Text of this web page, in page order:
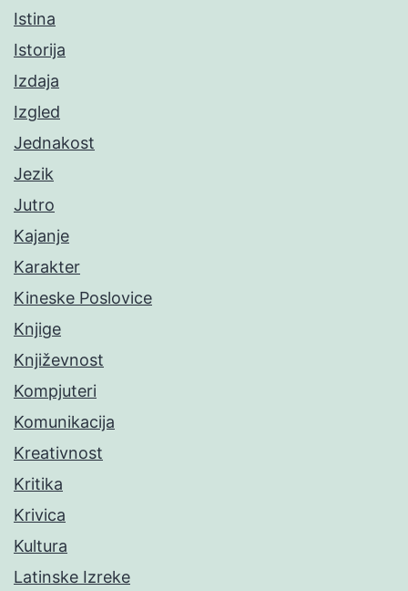
Istina
Istorija
Izdaja
Izgled
Jednakost
Jezik
Jutro
Kajanje
Karakter
Kineske Poslovice
Knjige
Književnost
Kompjuteri
Komunikacija
Kreativnost
Kritika
Krivica
Kultura
Latinske Izreke